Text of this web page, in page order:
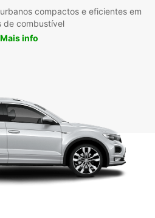
compactos e eficientes em
de combustível
Mais info